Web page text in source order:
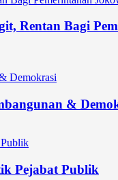
Rentan Bagi
&
Pejabat Publik